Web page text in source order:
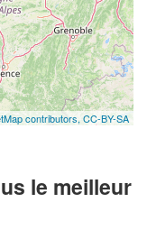
contributors, CC-BY-SA
le meilleur